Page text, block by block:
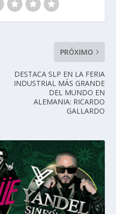
PRÓXIMO
DESTACA SLP EN LA FERIA
INDUSTRIAL MÁS GRANDE
DEL MUNDO EN
ALEMANIA: RICARDO
GALLARDO